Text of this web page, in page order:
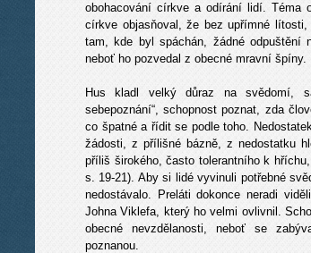
obohacování církve a odírání lidí. Téma
církve objasňoval, že bez upřímné
tam, kde byl spáchán, žádné
neboť ho pozvedal z obecné mravní špíny.
Hus kladl velký důraz na svědomí,
sebepoznání“, schopnost poznat, zda
co špatné a řídit se podle toho.
žádosti, z přílišné bázně, z nedostatku
příliš širokého, často tolerantního k
s. 19-21). Aby si lidé vyvinuli potřebné
nedostávalo. Preláti dokonce neradi
Johna Viklefa, který ho velmi ovlivnil.
obecné nevzdělanosti, neboť se
poznanou.